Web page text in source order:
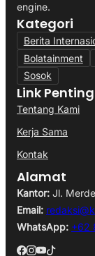
engine.
Kategori
Berita
Bolatainment
Sosok
Link Penting
Tentang Kami
Kerja Sama
Kontak
Alamat
Kantor: Jl.
Email:
WhatsApp: +62